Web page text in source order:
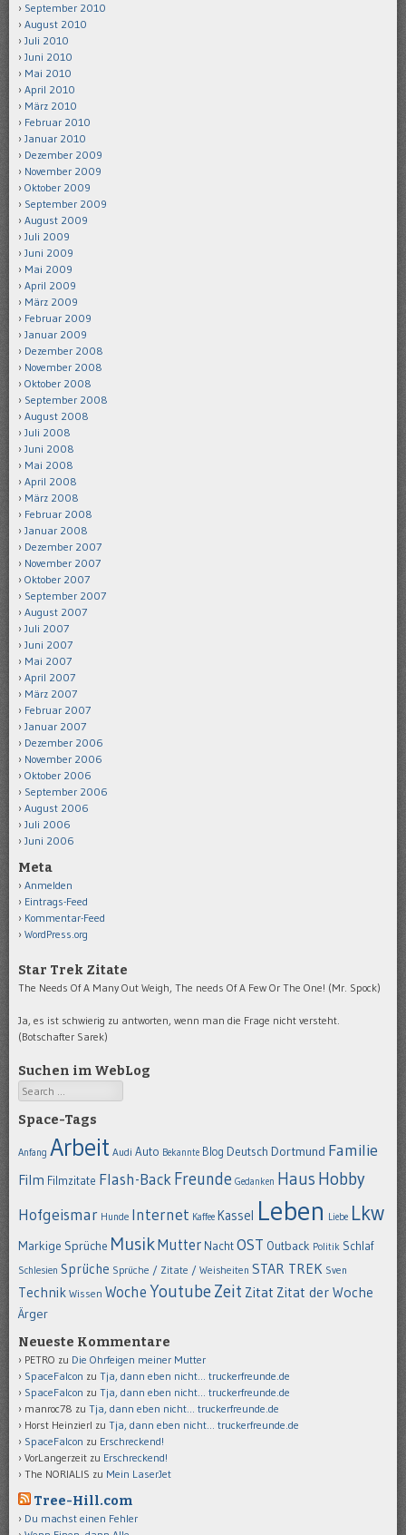
September 2010
August 2010
Juli 2010
Juni 2010
Mai 2010
April 2010
März 2010
Februar 2010
Januar 2010
Dezember 2009
November 2009
Oktober 2009
September 2009
August 2009
Juli 2009
Juni 2009
Mai 2009
April 2009
März 2009
Februar 2009
Januar 2009
Dezember 2008
November 2008
Oktober 2008
September 2008
August 2008
Juli 2008
Juni 2008
Mai 2008
April 2008
März 2008
Februar 2008
Januar 2008
Dezember 2007
November 2007
Oktober 2007
September 2007
August 2007
Juli 2007
Juni 2007
Mai 2007
April 2007
März 2007
Februar 2007
Januar 2007
Dezember 2006
November 2006
Oktober 2006
September 2006
August 2006
Juli 2006
Juni 2006
Meta
Anmelden
Eintrags-Feed
Kommentar-Feed
WordPress.org
Star Trek Zitate
The Needs Of A Many Out Weigh, The needs Of A Few Or The One! (Mr. Spock)
Ja, es ist schwierig zu antworten, wenn man die Frage nicht versteht.
(Botschafter Sarek)
Suchen im WebLog
Search
Space-Tags
Anfang Arbeit Audi Auto Bekannte Blog Deutsch Dortmund Familie
Film Filmzitate Flash-BackFreunde Gedanken Haus Hobby
Hofgeismar Hunde Internet Kaffee Kassel Leben Liebe Lkw
Markige Sprüche MusikMutter NachtOST Outback Politik Schlaf
Schlesien Sprüche Sprüche / Zitate / Weisheiten STAR TREK Sven
Technik Wissen Woche Youtube Zeit Zitat Zitat der Woche
Ärger
Neueste Kommentare
PETRO zu Die Ohrfeigen meiner Mutter
SpaceFalcon zu Tja, dann eben nicht… truckerfreunde.de
SpaceFalcon zu Tja, dann eben nicht… truckerfreunde.de
manroc78 zu Tja, dann eben nicht… truckerfreunde.de
Horst Heinzierl zu Tja, dann eben nicht… truckerfreunde.de
SpaceFalcon zu Erschreckend!
VorLangerzeit zu Erschreckend!
The NORIALIS zu Mein LaserJet
Tree-Hill.com
Du machst einen Fehler